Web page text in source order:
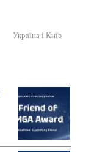
Україна і Київ